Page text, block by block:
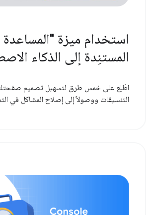
استخدام ميزة "المساعدة
المستنِدة إلى الذكاء
اطّلِع على خمس طرق لتسهيل تصميم
التنسيقات ووصولاً إلى إصلاح المشاكل في